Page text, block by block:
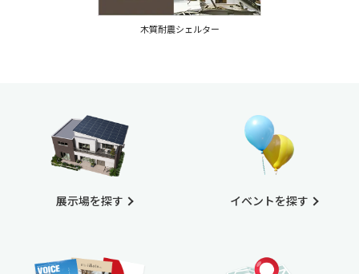
木質耐震シェルター
展示場を探す イベントを探す